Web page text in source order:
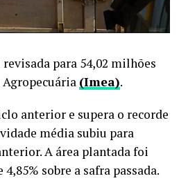
para 54,02 milhões
(Imea).
anterior e supera o recorde
média subiu para
A área plantada foi
sobre a safra passada.